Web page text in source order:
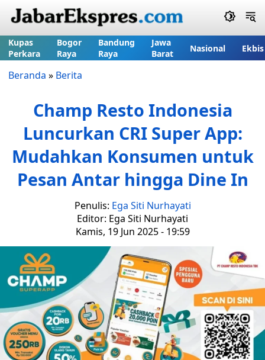
Kupas
Perkara
Bogor
Raya
Bandung
Raya
Jawa
Barat
Nasional Ekbis
Beranda » Berita
Champ Resto Indonesia
Luncurkan CRI Super App:
Mudahkan Konsumen untuk
Pesan Antar hingga Dine In
Penulis: Ega Siti Nurhayati
Editor: Ega Siti Nurhayati
Kamis, 19 Jun 2025 - 19:59